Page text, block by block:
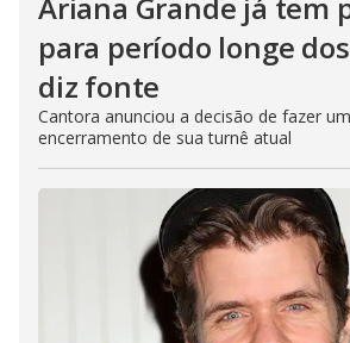
para período longe
diz fonte
Cantora anunciou a decisão de fazer
encerramento de sua turnê atual